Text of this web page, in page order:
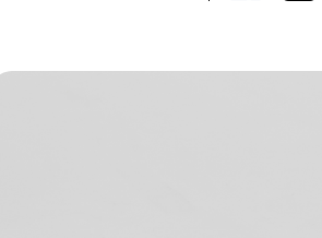
überspringen